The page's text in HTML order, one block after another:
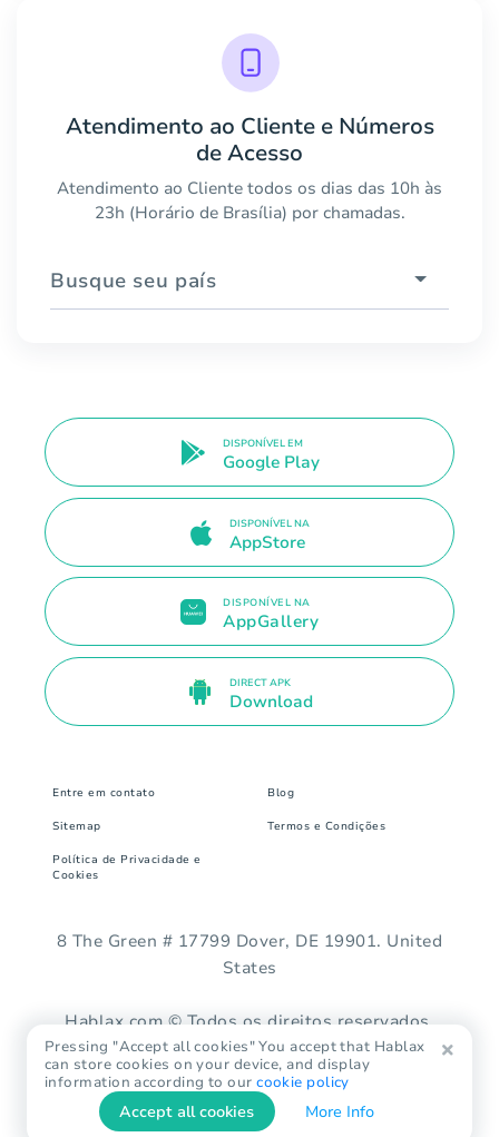
Atendimento ao Cliente e Números
de Acesso
Atendimento ao Cliente todos os dias das 10h às
23h (Horário de Brasília) por chamadas.
Busque seu país
DISPONÍVEL EM
Google Play
DISPONÍVEL NA
AppStore
DISPONÍVEL NA
AppGallery
DIRECT APK
Download
Entre em contato Blog
Sitemap Termos e Condições
Política de Privacidade e
Cookies
8 The Green # 17799 Dover, DE 19901. United
States
Hablax.com © Todos os direitos reservados.
Pressing "Accept all cookies" You accept that Hablax
can store cookies on your device, and display
information according to ourcookie policy
Accept all cookies More Info